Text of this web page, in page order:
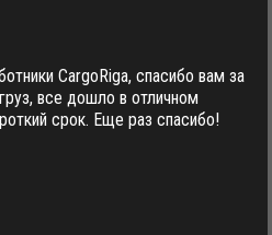
CargoRiga, спасибо вам за
все дошло в отличном
срок. Еще раз спасибо!